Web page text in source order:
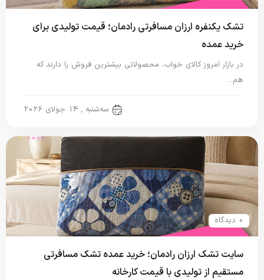
تشک یکنفره ارزان مسافرتی رادمان؛ قیمت تولیدی برای
خرید عمده
در بازار امروز کالای خواب، محصولاتی بیشترین فروش را دارند که
هم…
سه‌شنبه , 14 جولای 2026
0 دیدگاه
سایت تشک ارزان رادمان؛ خرید عمده تشک مسافرتی
مستقیم از تولیدی با قیمت کارخانه